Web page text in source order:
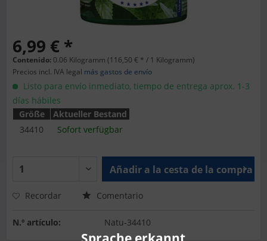
6,99 € *
Contenido: 0.06 Kilogramm (116,50 € * / 1 Kilogramm)
Precios incl. IVA legal más gastos de envío
Listo para envío inmediato, tiempo de entrega aprox. 1-3
días hábiles
Größe
Aktueller Bestand
34410
Sofort verfügbar
Añadir a la cesta de la compra
Recordar Comentario
N.º artículo: Natu-34410